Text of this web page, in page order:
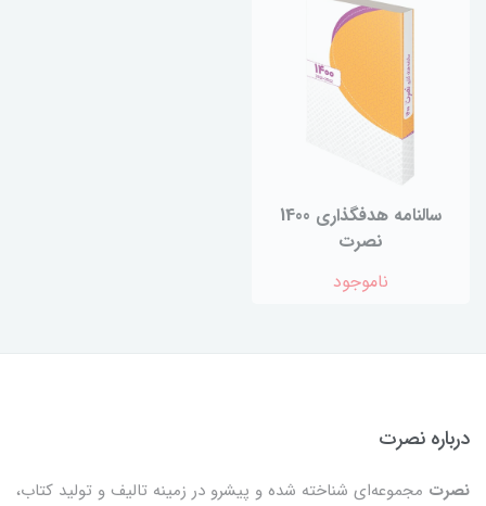
سالنامه هدفگذاری 1400
نصرت
ناموجود
درباره نصرت
نصرت مجموعه‌ای شناخته شده و پیشرو در زمینه تالیف و تولید کتاب،